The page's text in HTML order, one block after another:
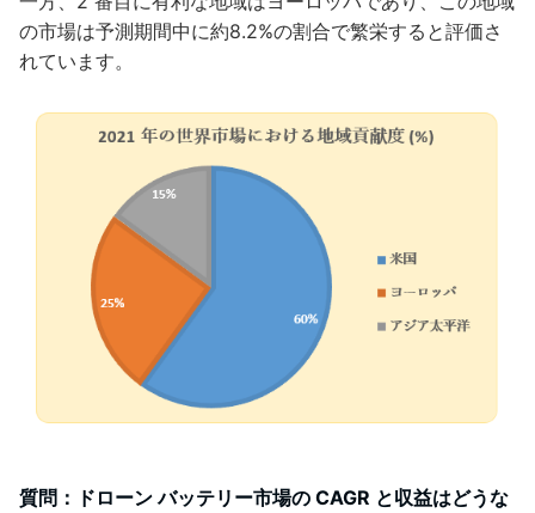
の市場は予測期間中に約8.2%の割合で繁栄すると評価さ
れています。
質問：ドローン バッテリー市場の CAGR と収益はどうな